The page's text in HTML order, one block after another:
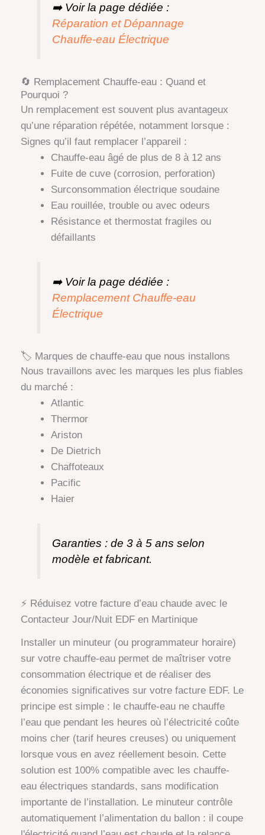
➡️ Voir la page dédiée :
Réparation et Dépannage
Chauffe-eau Électrique
🔄 Remplacement Chauffe-eau : Quand et
Pourquoi ?
Un remplacement est souvent plus avantageux
qu’une réparation répétée, notamment lorsque :
Signes qu’il faut remplacer l’appareil :
Chauffe-eau âgé de plus de 8 à 12 ans
Fuite de cuve (corrosion, perforation)
Surconsommation électrique soudaine
Eau rouillée, trouble ou avec odeurs
Résistance et thermostat fragiles ou
défaillants
➡️ Voir la page dédiée :
Remplacement Chauffe-eau
Électrique
🏷️ Marques de chauffe-eau que nous installons
Nous travaillons avec les marques les plus fiables
du marché :
Atlantic
Thermor
Ariston
De Dietrich
Chaffoteaux
Pacific
Haier
Garanties : de 3 à 5 ans selon
modèle et fabricant.
⚡ Réduisez votre facture d’eau chaude avec le
Contacteur Jour/Nuit EDF en Martinique
Installer un minuteur (ou programmateur horaire)
sur votre chauffe-eau permet de maîtriser votre
consommation électrique et de réaliser des
économies significatives sur votre facture EDF. Le
principe est simple : le chauffe-eau ne chauffe
l’eau que pendant les heures où l’électricité coûte
moins cher (tarif heures creuses) ou uniquement
lorsque vous en avez réellement besoin. Cette
solution est 100% compatible avec les chauffe-
eau électriques standards, sans modification
importante de l’installation. Le minuteur contrôle
automatiquement l’alimentation du ballon : il coupe